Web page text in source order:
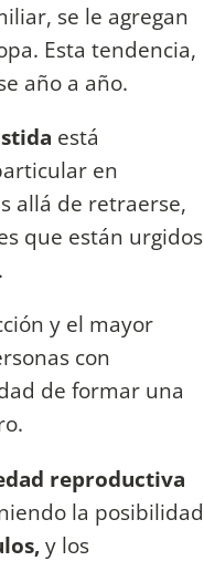
se le agregan
Esta tendencia,
año a año.
está
en
allá de retraerse,
que están urgidos
y el mayor
con
de formar una
reproductiva
la posibilidad
y los